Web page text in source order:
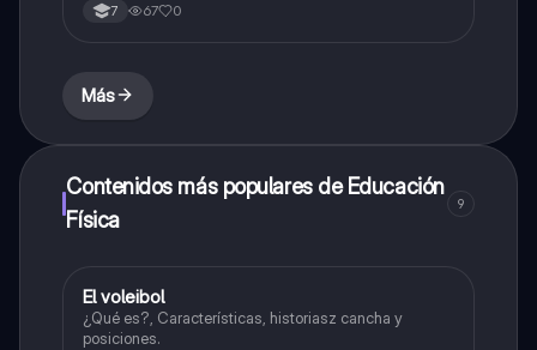
7 67 0
Más
Contenidos más populares de Educación
Física
9
Educación Física
El voleibol
¿Qué es?, Características, historiasz cancha y
posiciones.